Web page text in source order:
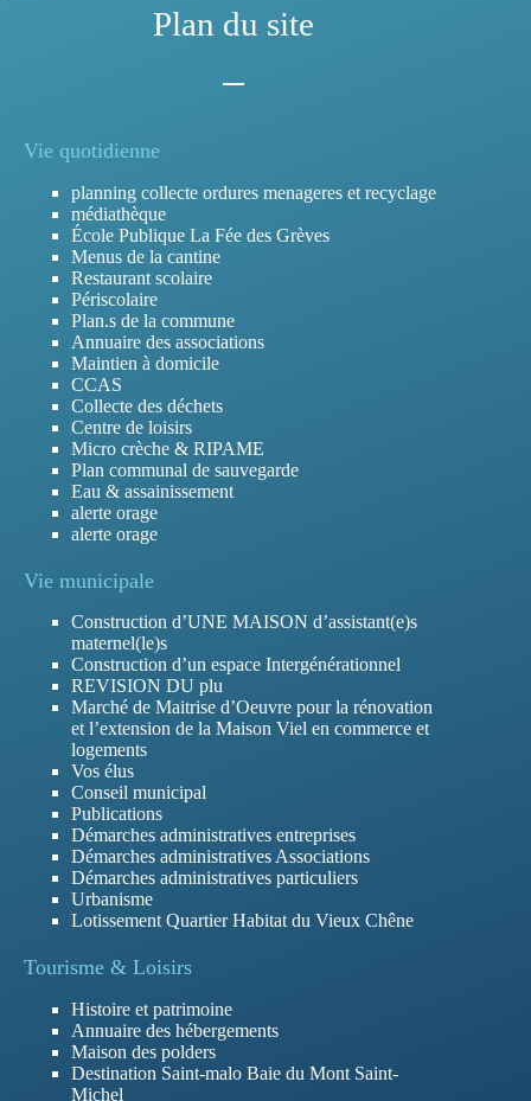
Plan du site
Vie quotidienne
planning collecte ordures menageres et recyclage
médiathèque
École Publique La Fée des Grèves
Menus de la cantine
Restaurant scolaire
Périscolaire
Plan.s de la commune
Annuaire des associations
Maintien à domicile
CCAS
Collecte des déchets
Centre de loisirs
Micro crèche & RIPAME
Plan communal de sauvegarde
Eau & assainissement
alerte orage
alerte orage
Vie municipale
Construction d’UNE MAISON d’assistant(e)s
maternel(le)s
Construction d’un espace Intergénérationnel
REVISION DU plu
Marché de Maitrise d’Oeuvre pour la rénovation
et l’extension de la Maison Viel en commerce et
logements
Vos élus
Conseil municipal
Publications
Démarches administratives entreprises
Démarches administratives Associations
Démarches administratives particuliers
Urbanisme
Lotissement Quartier Habitat du Vieux Chêne
Tourisme & Loisirs
Histoire et patrimoine
Annuaire des hébergements
Maison des polders
Destination Saint-malo Baie du Mont Saint-
Michel